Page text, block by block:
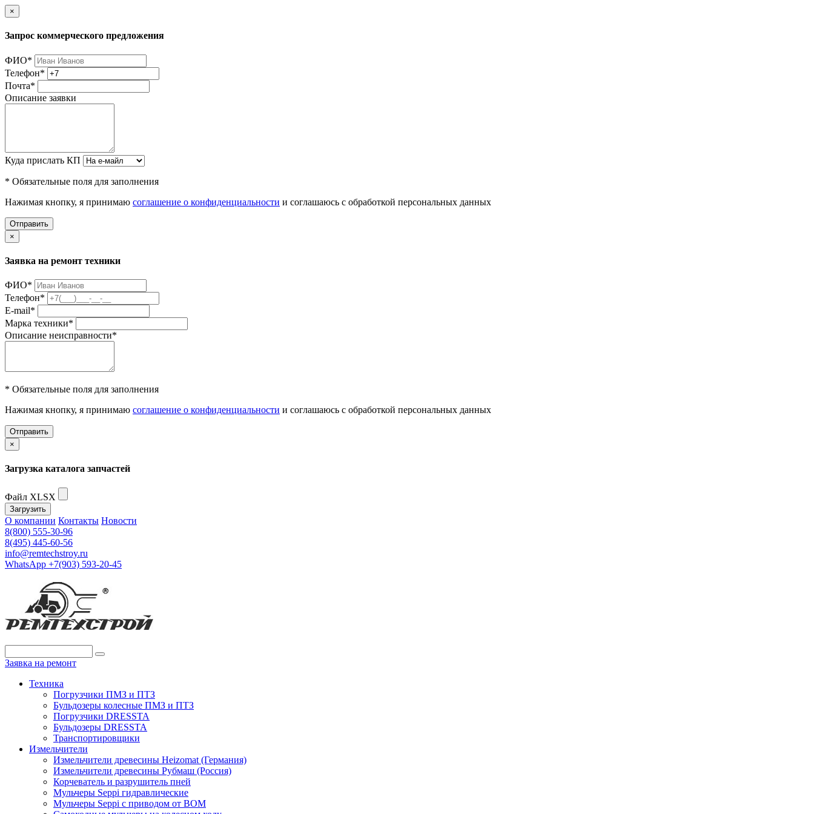
×
Запрос коммерческого предложения
ФИО*
Телефон*
Почта*
Описание заявки
Куда прислать КП
* Обязательные поля для заполнения
Нажимая кнопку, я принимаю соглашение о конфиденциальности и соглашаюсь с обработкой персональных данных
Отправить
×
Заявка на ремонт техники
ФИО*
Телефон*
E-mail*
Марка техники*
Описание неисправности*
* Обязательные поля для заполнения
Нажимая кнопку, я принимаю соглашение о конфиденциальности и соглашаюсь с обработкой персональных данных
Отправить
×
Загрузка каталога запчастей
Файл XLSX
Загрузить
О компании Контакты Новости
8(800) 555-30-96
8(495) 445-60-56
info@remtechstroy.ru
WhatsApp +7(903) 593-20-45
Заявка на ремонт
Техника
Погрузчики ПМЗ и ПТЗ
Бульдозеры колесные ПМЗ и ПТЗ
Погрузчики DRESSTA
Бульдозеры DRESSTA
Транспортировщики
Измельчители
Измельчители древесины Heizomat (Германия)
Измельчители древесины Рубмаш (Россия)
Корчеватель и разрушитель пней
Мульчеры Seppi гидравлические
Мульчеры Seppi с приводом от ВОМ